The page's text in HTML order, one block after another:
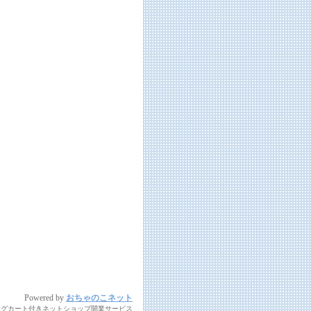
Powered by おちゃのこネット
カート付きネットショップ開業サービス